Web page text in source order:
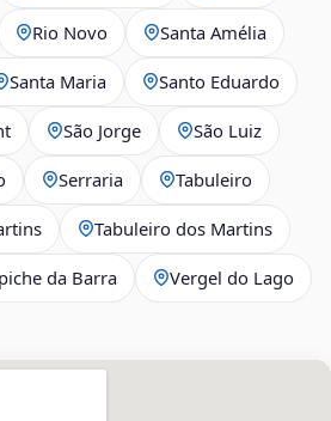
Rio Novo Santa Amélia
Santa Maria Santo Eduardo
São Jorge São Luiz
Serraria Tabuleiro
Tabuleiro dos Martins
da Barra Vergel do Lago